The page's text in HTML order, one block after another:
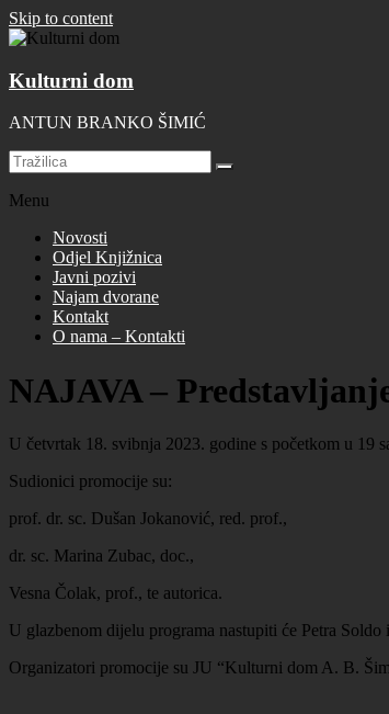
Skip to content
Kulturni dom
ANTUN BRANKO ŠIMIĆ
Menu
Novosti
Odjel Knjižnica
Javni pozivi
Najam dvorane
Kontakt
O nama – Kontakti
NAJAVA –
U četvrtak 18. svibnja 2023. godine s početkom u 19
Sudionici promocije su:
prof. dr. sc. Dušan Jokanović, red. prof.,
dr. sc. Marina Zubac, doc.,
Vesna Čolak, prof., te autorica.
U glazbenom dijelu programa nastupiti će Petra
Organizatori promocije su JU “Kulturni dom A. B.